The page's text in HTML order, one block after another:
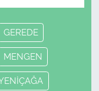
GEREDE
MENGEN